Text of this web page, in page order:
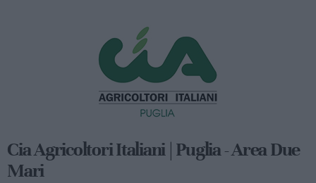
Cia Agricoltori Italiani | Puglia - Area Due
Mari